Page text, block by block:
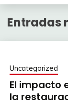
Entradas
Uncategorized
El impacto
la